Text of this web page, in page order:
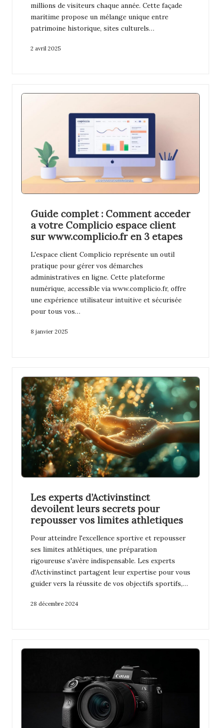
millions de visiteurs chaque année. Cette façade
maritime propose un mélange unique entre
patrimoine historique, sites culturels…
2 avril 2025
Guide complet : Comment acceder
a votre Complicio espace client
sur www.complicio.fr en 3 etapes
L'espace client Complicio représente un outil
pratique pour gérer vos démarches
administratives en ligne. Cette plateforme
numérique, accessible via www.complicio.fr, offre
une expérience utilisateur intuitive et sécurisée
pour tous vos…
8 janvier 2025
Les experts d’Activinstinct
devoilent leurs secrets pour
repousser vos limites athletiques
Pour atteindre l'excellence sportive et repousser
ses limites athlétiques, une préparation
rigoureuse s'avère indispensable. Les experts
d'Activinstinct partagent leur expertise pour vous
guider vers la réussite de vos objectifs sportifs,…
28 décembre 2024